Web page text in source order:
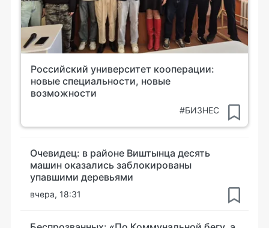
Российский университет кооперации:
новые специальности, новые
возможности
#БИЗНЕС
Очевидец: в районе Виштынца десять
машин оказались заблокированы
упавшими деревьями
вчера, 18:31